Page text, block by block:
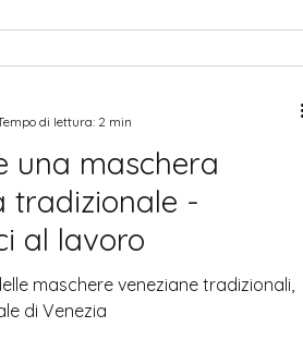
una maschera
tradizionale -
al lavoro
maschere veneziane tradizionali,
di Venezia
di lettura: 2 min